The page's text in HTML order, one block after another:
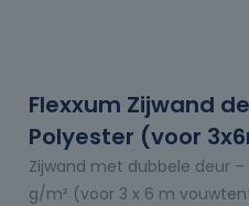
Flexxum Zijwand
Polyester (voor
Zijwand met dubbele deur
g/m² (voor 3 x 6 m